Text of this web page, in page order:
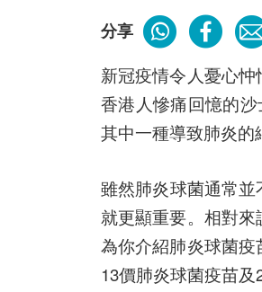
分享
新冠疫情令人憂心
香港人慘痛回憶的
其中一種導致肺炎的
雖然肺炎球菌通常
就更顯重要。相對來
為你介紹肺炎球菌
13價肺炎球菌疫苗